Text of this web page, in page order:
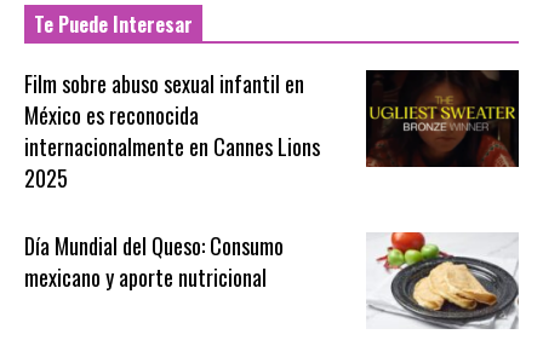
Te Puede Interesar
Film sobre abuso sexual infantil en
México es reconocida
internacionalmente en Cannes Lions
2025
Día Mundial del Queso: Consumo
mexicano y aporte nutricional